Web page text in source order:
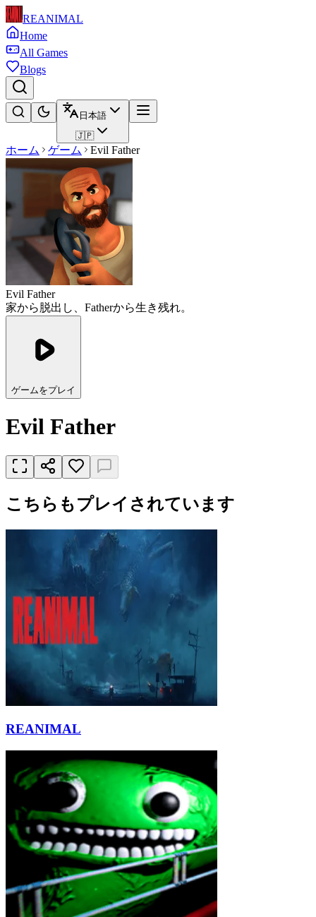
REANIMAL
Home
All Games
Blogs
日本語
🇯🇵
ホーム ゲーム Evil Father
Evil Father
家から脱出し、Fatherから生き残れ。
ゲームをプレイ
Evil Father
こちらもプレイされています
REANIMAL